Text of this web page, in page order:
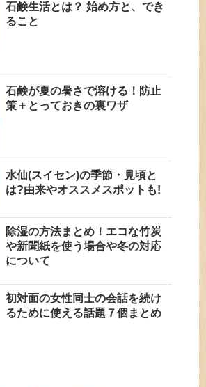
石鹸生活とは？ 始め方と、でき
ること
石鹸が夏の暑さで溶ける！防止
策＋とっておきの裏ワザ
水仙(スイセン)の季節・見頃と
は?由来やオススメスポットも!
除湿の方法まとめ！エコな竹炭
や新聞紙を使う場合や冬の対応
について
初対面の女性同士の会話を続け
るために使える話題７個まとめ